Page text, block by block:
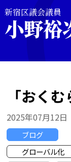
新宿区議会議員
小野裕
「おく
2025年07月12日
ブログ
グローバル化